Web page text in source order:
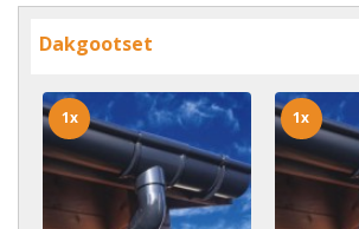
Dakgootset
1x 1x